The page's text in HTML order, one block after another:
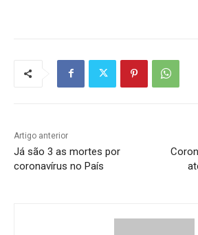
Artigo anterior
Já são 3 as mortes por
coronavírus no País